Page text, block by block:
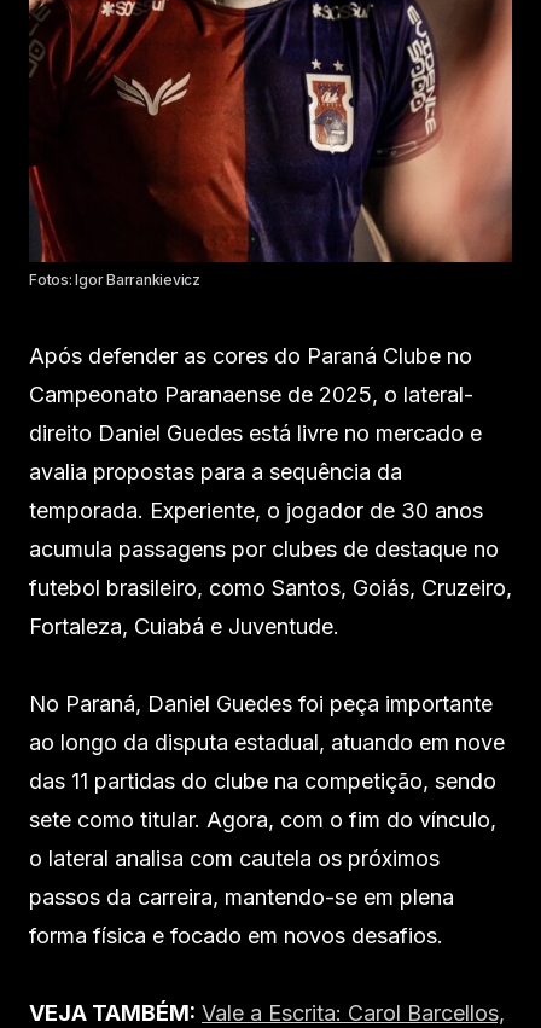
Fotos: Igor Barrankievicz
Após defender as cores do Paraná Clube no
Campeonato Paranaense de 2025, o lateral-
direito Daniel Guedes está livre no mercado e
avalia propostas para a sequência da
temporada. Experiente, o jogador de 30 anos
acumula passagens por clubes de destaque no
futebol brasileiro, como Santos, Goiás, Cruzeiro,
Fortaleza, Cuiabá e Juventude.
No Paraná, Daniel Guedes foi peça importante
ao longo da disputa estadual, atuando em nove
das 11 partidas do clube na competição, sendo
sete como titular. Agora, com o fim do vínculo,
o lateral analisa com cautela os próximos
passos da carreira, mantendo-se em plena
forma física e focado em novos desafios.
VEJA TAMBÉM: Vale a Escrita: Carol Barcellos,